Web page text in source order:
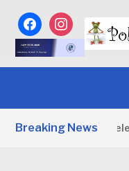
facebookinstagram
Breaking News
Dâmbovița: Primele zile